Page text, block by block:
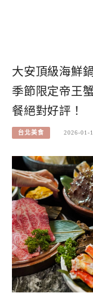
大安頂級海鮮
季節限定帝王
餐絕對好評！
台北美食 2026-01-